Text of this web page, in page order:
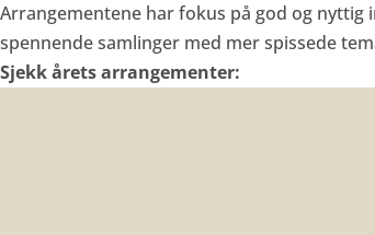
Arrangementene har fokus på god og
spennende samlinger med mer spissede
Sjekk årets arrangementer: